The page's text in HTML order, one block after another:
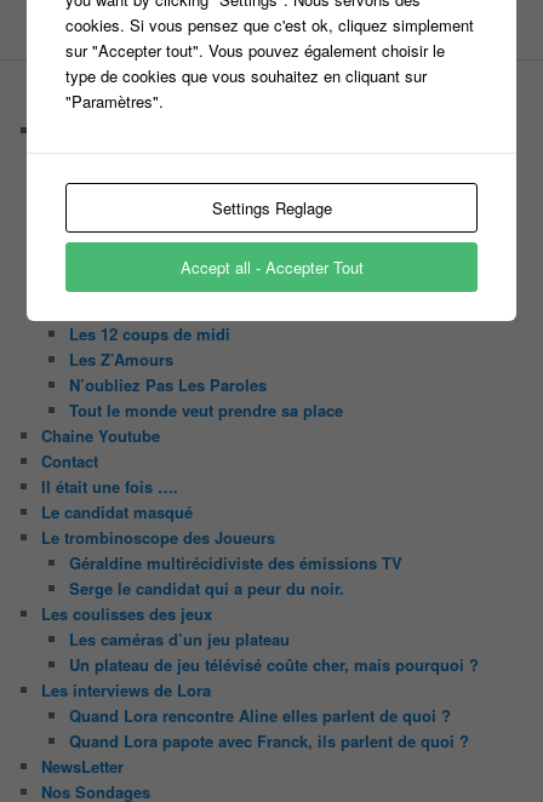
tournage tv W9
PAGES
C’est quoi un casteur ?
C’est quoi un directeur de casting ?
Motus
C’est quoi un casting ?
Les 12 coups de midi
Les Z’Amours
N’oubliez Pas Les Paroles
Tout le monde veut prendre sa place
Chaine Youtube
Contact
Il était une fois ….
Le candidat masqué
Le trombinoscope des Joueurs
Géraldine multirécidiviste des émissions TV
Serge le candidat qui a peur du noir.
Les coulisses des jeux
Les caméras d’un jeu plateau
Un plateau de jeu télévisé coûte cher, mais pourquoi ?
Les interviews de Lora
Quand Lora rencontre Aline elles parlent de quoi ?
Quand Lora papote avec Franck, ils parlent de quoi ?
NewsLetter
Nos Sondages
cookies. Si vous pensez que c'est ok, cliquez simplement
sur "Accepter tout". Vous pouvez également choisir le
type de cookies que vous souhaitez en cliquant sur
"Paramètres".
Settings Reglage
Accept all - Accepter Tout